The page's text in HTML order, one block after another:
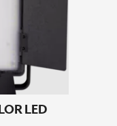
LED